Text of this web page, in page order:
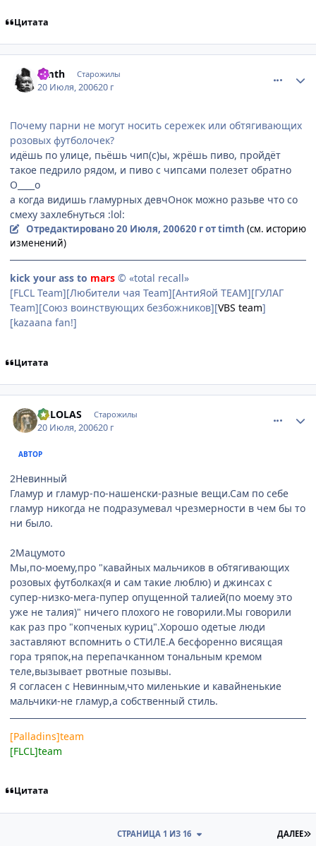
Цитата
timth Старожилы
20 Июля, 200620 г
Почему парни не могут носить сережек или обтягивающих
розовых футболочек?
идёшь по улице, пьёшь чип(с)ы, жрёшь пиво, пройдёт
такое педрило рядом, и пиво с чипсами полезет обратно
O____o
а когда видишь гламурных девчОнок можно разьве что со
смеху захлебнуться :lol:
Отредактировано20 Июля, 200620 гот timth (см. историю
изменений)
kick your ass to mars © «total recall»
[FLCL Team][Любители чая Team][АнтиЯой TEAM][ГУЛАГ
Team][Союз воинствующих безбожников][VBS team]
[kazaana fan!]
Цитата
DELOLAS Старожилы
20 Июля, 200620 г
АВТОР
2Невинный
Гламур и гламур-по-нашенски-разные вещи.Сам по себе
гламур никогда не подразумевал чрезмерности в чем бы то
ни было.
2Мацумото
Мы,по-моему,про "кавайных мальчиков в обтягивающих
розовых футболках(я и сам такие люблю) и джинсах с
супер-низко-мега-пупер опущенной талией(по моему это
уже не талия)" ничего плохого не говорили.Мы говорили
как раз про "копченых куриц".Хорошо одетые люди
заставляют вспомнить о СТИЛЕ.А бесфоренно висящая
гора тряпок,на перепачканном тональным кремом
теле,вызывает рвотные позывы.
Я согласен с Невинным,что миленькие и кавайненькие
мальчики-не гламур,а собственный стиль.
[Palladins]team
[FLCL]team
Цитата
ДАЛЕЕ
СТРАНИЦА 1 ИЗ 16